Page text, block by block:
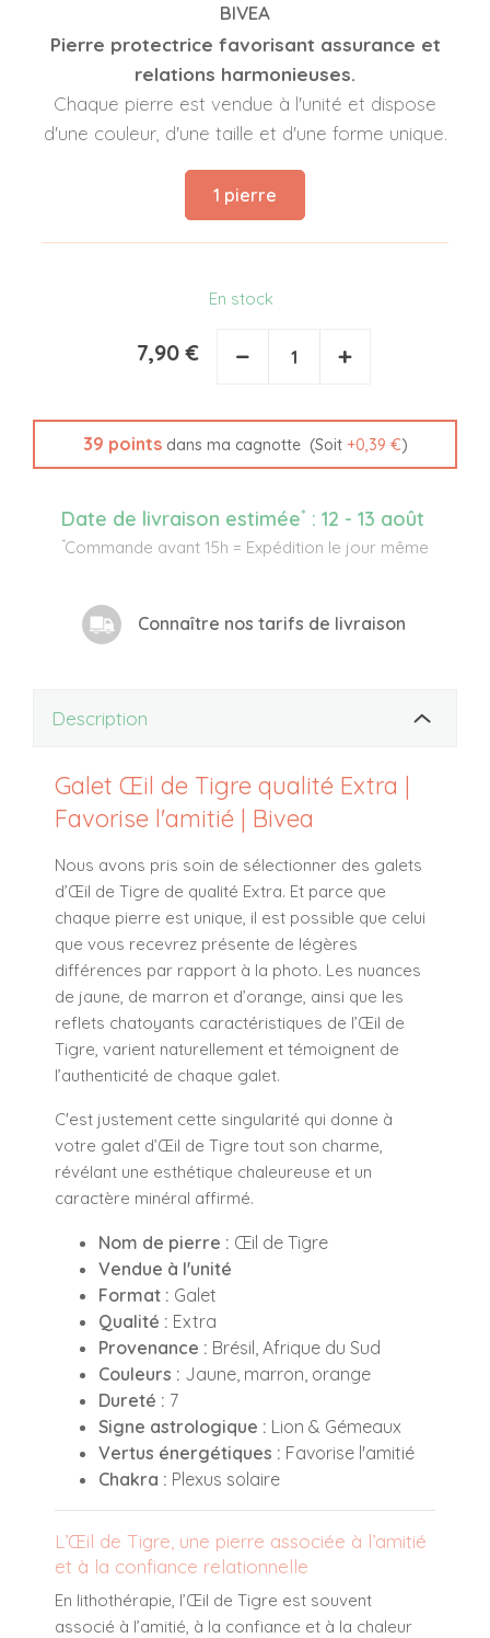
BIVEA
Pierre protectrice favorisant assurance et
relations harmonieuses.
Chaque pierre est vendue à l'unité et dispose
d'une couleur, d'une taille et d'une forme unique.
1 pierre
En stock
7,90 € − +
39 pointsdans ma cagnotte (Soit +0,39 €)
Date de livraison estimée* : 12 - 13 août
*Commande avant 15h = Expédition le jour même
Connaître nos tarifs de livraison
Description
Galet Œil de Tigre qualité Extra |
Favorise l'amitié | Bivea
Nous avons pris soin de sélectionner des galets
d’Œil de Tigre de qualité Extra. Et parce que
chaque pierre est unique, il est possible que celui
que vous recevrez présente de légères
différences par rapport à la photo. Les nuances
de jaune, de marron et d’orange, ainsi que les
reflets chatoyants caractéristiques de l’Œil de
Tigre, varient naturellement et témoignent de
l’authenticité de chaque galet.
C'est justement cette singularité qui donne à
votre galet d’Œil de Tigre tout son charme,
révélant une esthétique chaleureuse et un
caractère minéral affirmé.
Nom de pierre : Œil de Tigre
Vendue à l'unité
Format : Galet
Qualité : Extra
Provenance : Brésil, Afrique du Sud
Couleurs : Jaune, marron, orange
Dureté : 7
Signe astrologique : Lion & Gémeaux
Vertus énergétiques : Favorise l'amitié
Chakra : Plexus solaire
L’Œil de Tigre, une pierre associée à l’amitié
et à la confiance relationnelle
En lithothérapie, l’Œil de Tigre est souvent
associé à l’amitié, à la confiance et à la chaleur